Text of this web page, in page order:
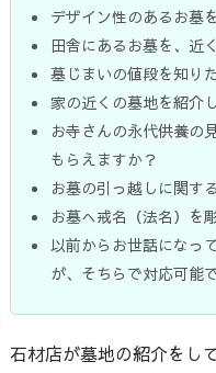
デザイン性のあるお墓
田舎にあるお墓を、近
墓じまいの値段を知り
家の近くの墓地を紹介
お寺さんの永代供養の
もらえますか？
お墓の引っ越しに関す
お墓へ戒名（法名）を
以前からお世話になっ
が、そちらで対応可能
石材店が墓地の紹介をし